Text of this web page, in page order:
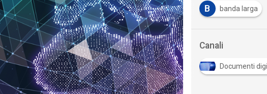
Agid Agenzia per l'Italia Digitale B banda larga
Canali
Cittadinanza digitale Documenti